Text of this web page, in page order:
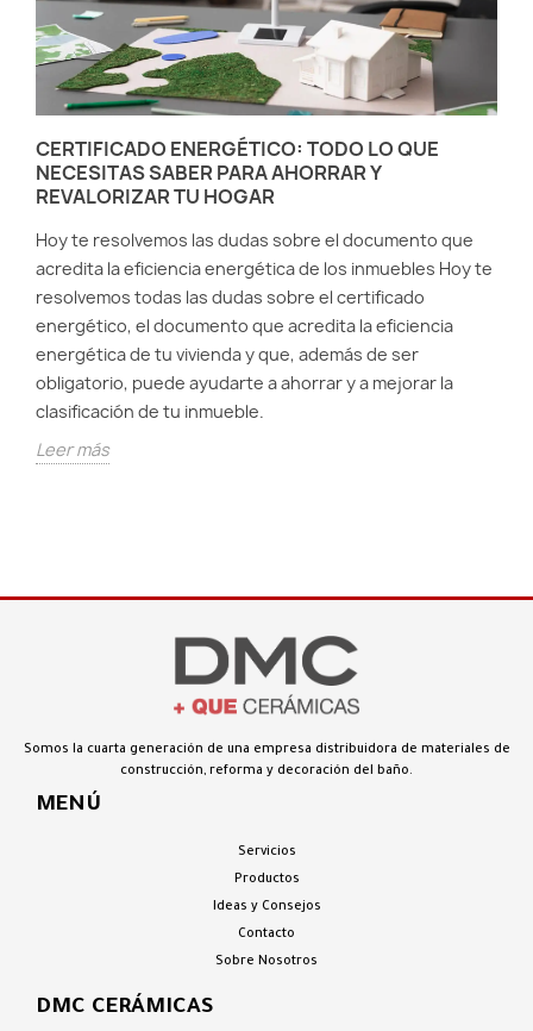
CERTIFICADO ENERGÉTICO: TODO LO QUE
NECESITAS SABER PARA AHORRAR Y
REVALORIZAR TU HOGAR
Hoy te resolvemos las dudas sobre el documento que
acredita la eficiencia energética de los inmuebles Hoy te
resolvemos todas las dudas sobre el certificado
energético, el documento que acredita la eficiencia
energética de tu vivienda y que, además de ser
obligatorio, puede ayudarte a ahorrar y a mejorar la
clasificación de tu inmueble.
Leer más
Somos la cuarta generación de una empresa distribuidora de materiales de
construcción, reforma y decoración del baño.
MENÚ
Servicios
Productos
Ideas y Consejos
Contacto
Sobre Nosotros
DMC CERÁMICAS